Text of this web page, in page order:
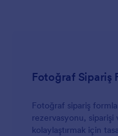
Fotoğraf Sipariş
Fotoğraf sipariş
rezervasyonu,
kolaylaştırmak için